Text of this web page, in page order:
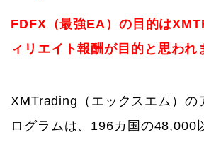
FDFX（最強EA）の目的は
ィリエイト報酬が目的と思われ
XMTrading（エックスエム）の
ログラムは、196カ国の48,000